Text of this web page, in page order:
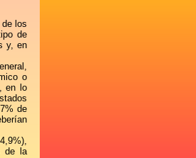
los
de
y, en
o
en lo
de
de la